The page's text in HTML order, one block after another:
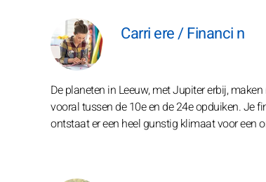
Carri ere / Financi n
De planeten in Leeuw, met Jupiter erbij,
vooral tussen de 10e en de 24e opduiken. Je
ontstaat er een heel gunstig klimaat voor een